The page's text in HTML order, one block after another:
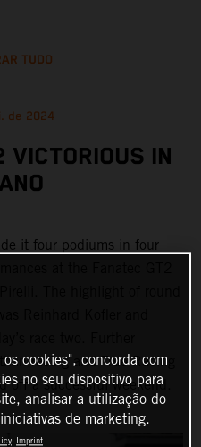
TUDO
de 2024
VICTORIOUS IN
it four podiums in four
at the Fanatec GT2
racing and True Racing
off a successful weekend.
cookies", concorda com
no seu dispositivo para
analisar a utilização do
de marketing.
Imprint